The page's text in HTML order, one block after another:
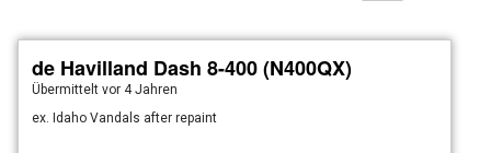
de Havilland Dash 8-400 (N400QX)
Übermitteltvor 4 Jahren
ex. Idaho Vandals after repaint